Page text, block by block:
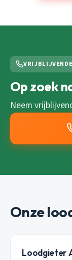
Op zoek
Neem
Onze
Loodgieter